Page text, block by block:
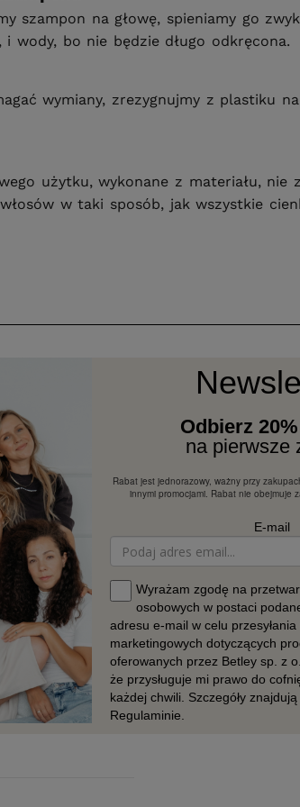
szampon na głowę, spieniamy go
wody, bo nie będzie długo odkręcona.
wymiany, zrezygnujmy z plastiku
użytku, wykonane z materiału,
w taki sposób, jak wszystkie